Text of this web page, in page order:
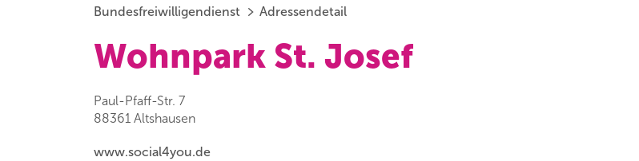
Bundesfreiwilligendienst Adressendetail
Wohnpark St. Josef
Paul-Pfaff-Str. 7
88361 Altshausen
www.social4you.de